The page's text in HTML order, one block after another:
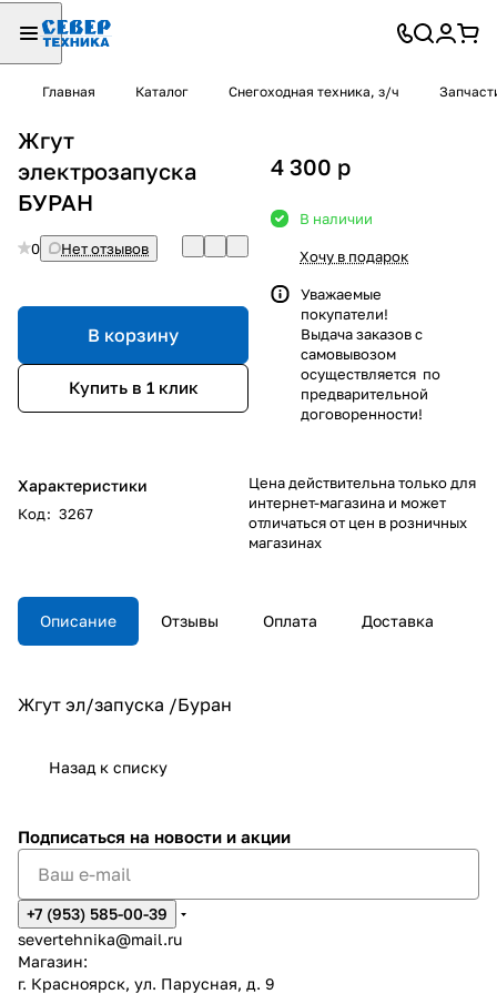
Главная Каталог Снегоходная техника, з/ч
Жгут
электрозапуска
БУРАН
0 Нет отзывов
В корзину
Купить в 1 клик
Характеристики
Код: 3267
4 300 p
В наличии
Хочу в подарок
Уважаемые
покупатели!
Выдача заказов с
самовывозом
осуществляется по
предварительной
договоренности!
Цена действительна только для
интернет-магазина и может
отличаться от цен в розничных
магазинах
Описание Отзывы Оплата Доставка
Жгут эл/запуска /Буран
Назад к списку
Подписаться на новости и акции
+7 (953) 585-00-39
severtehnika@mail.ru
Магазин:
г. Красноярск, ул. Парусная, д. 9